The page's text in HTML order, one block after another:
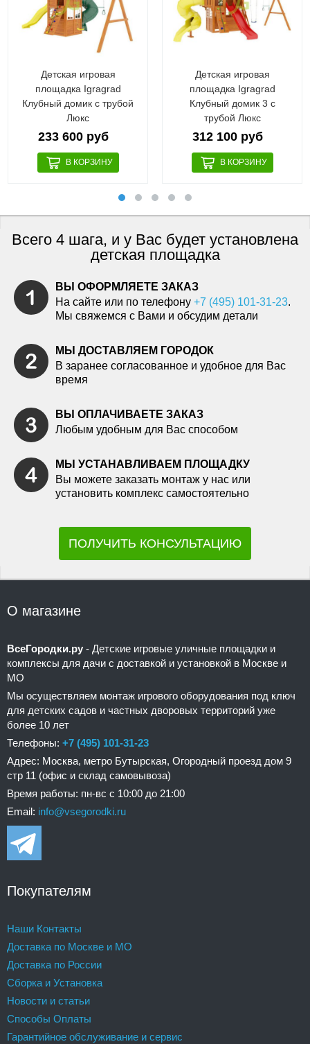
Детская игровая
площадка Igragrad
Клубный домик с трубой
Люкс
233 600 руб
Детская игровая
площадка Igragrad
Клубный домик 3 с
трубой Люкс
312 100 руб
Всего 4 шага, и у Вас будет установлена
детская площадка
ВЫ ОФОРМЛЯЕТЕ ЗАКАЗ
На сайте или по телефону +7 (495) 101-31-23.
Мы свяжемся с Вами и обсудим детали
МЫ ДОСТАВЛЯЕМ ГОРОДОК
В заранее согласованное и удобное для Вас
время
ВЫ ОПЛАЧИВАЕТЕ ЗАКАЗ
Любым удобным для Вас способом
МЫ УСТАНАВЛИВАЕМ ПЛОЩАДКУ
Вы можете заказать монтаж у нас или
установить комплекс самостоятельно
ПОЛУЧИТЬ КОНСУЛЬТАЦИЮ
О магазине
ВсеГородки.ру - Детские игровые уличные площадки и
комплексы для дачи с доставкой и установкой в Москве и
МО
Мы осуществляем монтаж игрового оборудования под ключ
для детских садов и частных дворовых территорий уже
более 10 лет
Телефоны: +7 (495) 101-31-23
Адрес: Москва, метро Бутырская, Огородный проезд дом 9
стр 11 (офис и склад самовывоза)
Время работы: пн-вс с 10:00 до 21:00
Email: info@vsegorodki.ru
Покупателям
Наши Контакты
Доставка по Москве и МО
Доставка по России
Сборка и Установка
Новости и статьи
Способы Оплаты
Гарантийное обслуживание и сервис